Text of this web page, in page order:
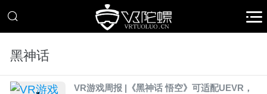
黑神话
VR游戏周报 |《黑神话 悟空》可适配UEVR，